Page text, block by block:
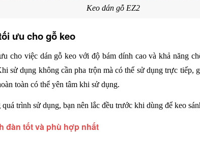
Keo dán gỗ EZ2
ưu cho gỗ keo
cho việc dán gỗ keo với độ bám dính cao và khả năng
sử dụng không cần pha trộn mà có thể sử dụng trực
toàn có thể yên tâm khi sử dụng.
trình sử dụng, bạn nên lắc đều trước khi dùng để keo
đàn tốt và phù hợp nhất